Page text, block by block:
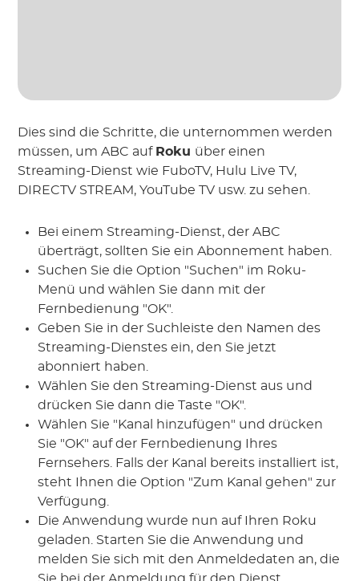
Dies sind die Schritte, die unternommen werden
müssen, um ABC auf Roku über einen
Streaming-Dienst wie FuboTV, Hulu Live TV,
DIRECTV STREAM, YouTube TV usw. zu sehen.
Bei einem Streaming-Dienst, der ABC
überträgt, sollten Sie ein Abonnement haben.
Suchen Sie die Option "Suchen" im Roku-
Menü und wählen Sie dann mit der
Fernbedienung "OK".
Geben Sie in der Suchleiste den Namen des
Streaming-Dienstes ein, den Sie jetzt
abonniert haben.
Wählen Sie den Streaming-Dienst aus und
drücken Sie dann die Taste "OK".
Wählen Sie "Kanal hinzufügen" und drücken
Sie "OK" auf der Fernbedienung Ihres
Fernsehers. Falls der Kanal bereits installiert ist,
steht Ihnen die Option "Zum Kanal gehen" zur
Verfügung.
Die Anwendung wurde nun auf Ihren Roku
geladen. Starten Sie die Anwendung und
melden Sie sich mit den Anmeldedaten an, die